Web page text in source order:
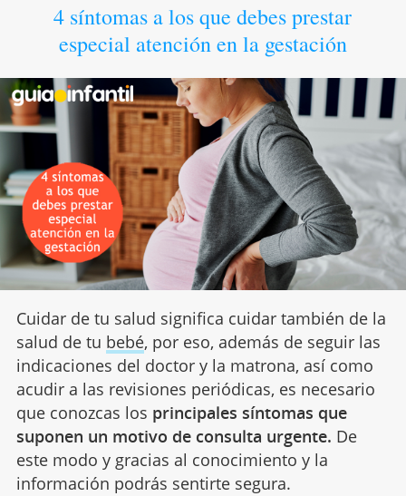
4 síntomas a los que debes prestar
especial atención en la gestación
Cuidar de tu salud significa cuidar también de la
salud de tu bebé, por eso, además de seguir las
indicaciones del doctor y la matrona, así como
acudir a las revisiones periódicas, es necesario
que conozcas los principales síntomas que
suponen un motivo de consulta urgente. De
este modo y gracias al conocimiento y la
información podrás sentirte segura.